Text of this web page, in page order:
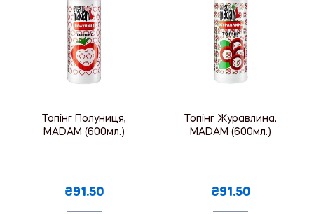
Топінг Полуниця,
MADAM (600мл.)
₴91.50
Топінг Журавлина,
MADAM (600мл.)
₴91.50